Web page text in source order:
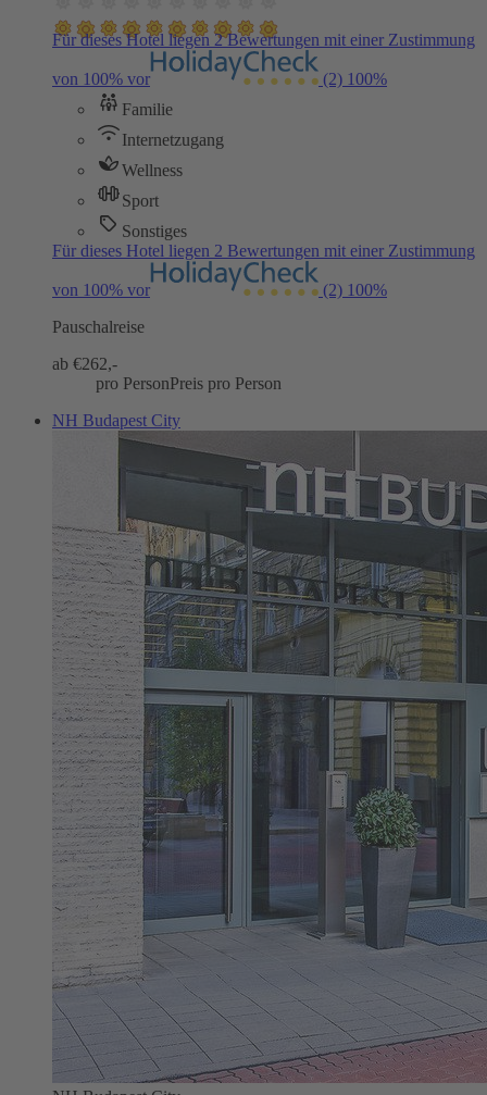
Für dieses Hotel liegen 2 Bewertungen mit einer Zustimmung
von 100% vor (2) 100%
Familie
Internetzugang
Wellness
Sport
Sonstiges
Für dieses Hotel liegen 2 Bewertungen mit einer Zustimmung
von 100% vor (2) 100%
Pauschalreise
ab €262,-
pro PersonPreis pro Person
NH Budapest City